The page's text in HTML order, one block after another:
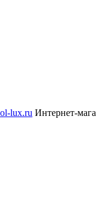
Интернет-